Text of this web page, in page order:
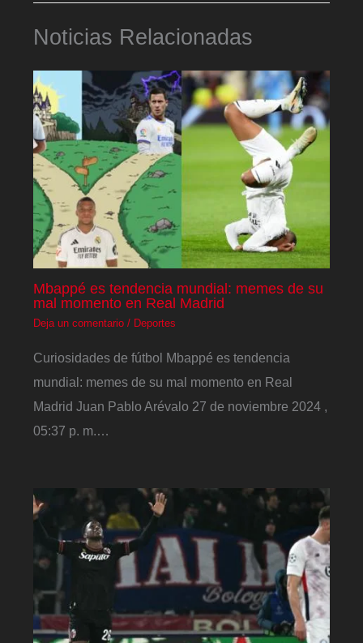
Noticias Relacionadas
Mbappé es tendencia mundial: memes de su
mal momento en Real Madrid
Deja un comentario / Deportes
Curiosidades de fútbol Mbappé es tendencia
mundial: memes de su mal momento en Real
Madrid Juan Pablo Arévalo 27 de noviembre 2024 ,
05:37 p. m.…